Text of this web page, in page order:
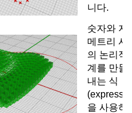
니다.
숫자와 지
메트리 사
의 논리적
계를 만들
내는 식
을 사용하